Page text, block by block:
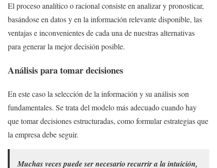
El proceso analítico o racional consiste en analizar y pronosticar,
basándose en datos y en la información relevante disponible, las
ventajas e inconvenientes de cada una de nuestras alternativas
para generar la mejor decisión posible.
Análisis para tomar decisiones
En este caso la selección de la información y su análisis son
fundamentales. Se trata del modelo más adecuado cuando hay
que tomar decisiones estructuradas, como formular estrategias que
la empresa debe seguir.
Muchas veces puede ser necesario recurrir a la intuición,